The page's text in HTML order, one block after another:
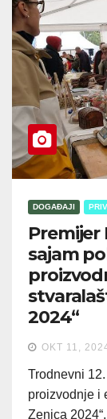
DOGAĐAJI
Premijer
sajam
2024“
OKT 11,
Trodnevni
proizvodnje i
Zenica